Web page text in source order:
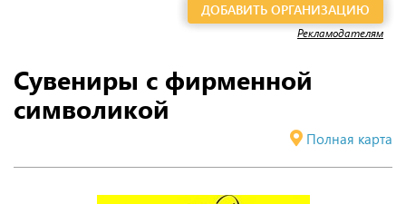
ДОБАВИТЬ ОРГАНИЗАЦИЮ
Рекламодателям
Сувениры с фирменной
символикой
Полная карта